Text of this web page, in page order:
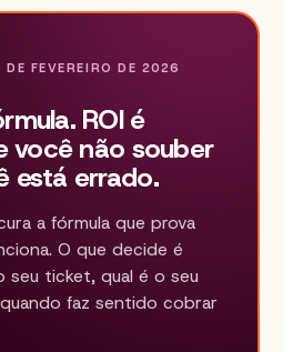
DE FEVEREIRO DE 2026
ROI é
você não souber
está errado.
a fórmula que prova
O que decide é
seu ticket, qual é o seu
faz sentido cobrar